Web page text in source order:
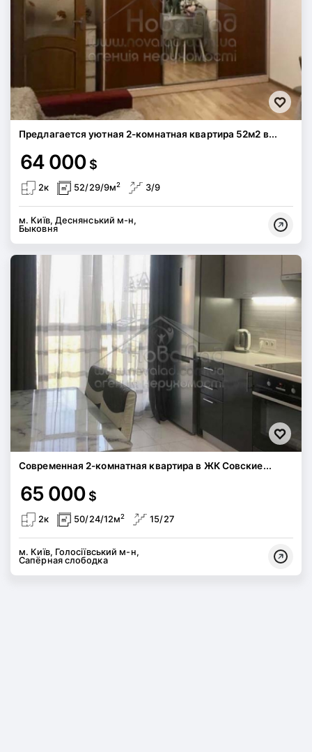
Предлагается уютная 2-комнатная квартира 52м2 в...
64 000 $
2к 52/29/9м2 3/9
м. Київ, Деснянський м-н,
Быковня
Современная 2-комнатная квартира в ЖК Совские...
65 000 $
2к 50/24/12м2 15/27
м. Київ, Голосіївський м-н,
Сапёрная слободка